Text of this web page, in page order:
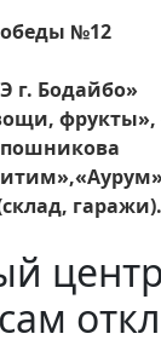
№12
г. Бодайбо»
фрукты»,
гаражи).